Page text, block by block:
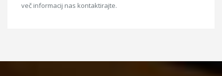
več informacij nas kontaktirajte.